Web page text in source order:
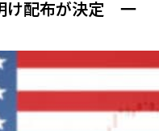
け配布が決定 一